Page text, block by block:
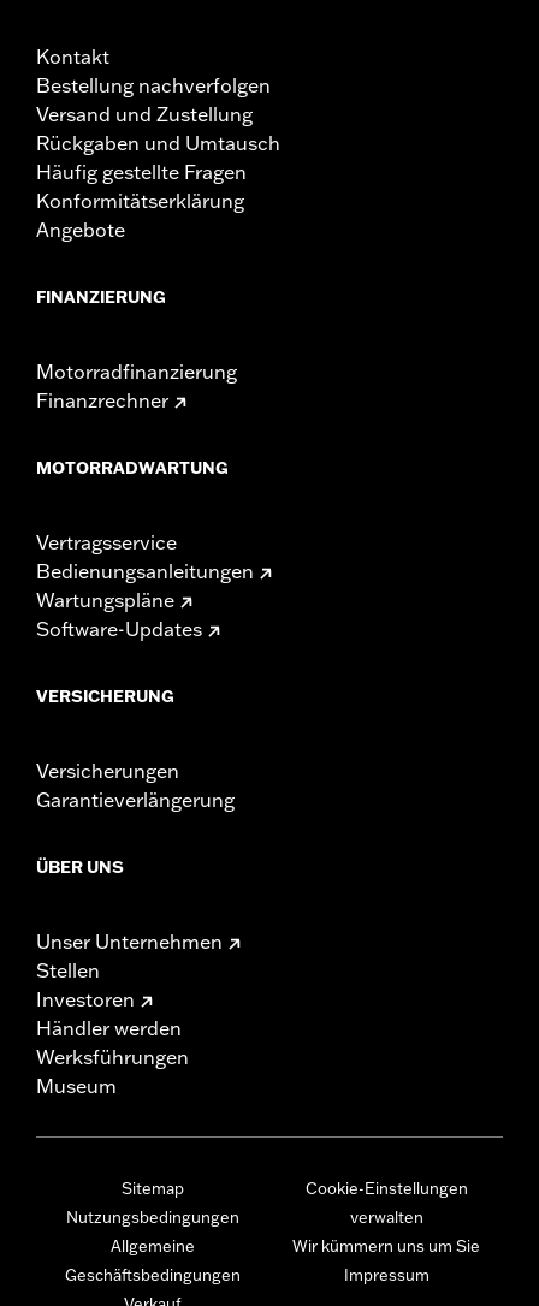
Kontakt
Bestellung nachverfolgen
Versand und Zustellung
Rückgaben und Umtausch
Häufig gestellte Fragen
Konformitätserklärung
Angebote
FINANZIERUNG
Motorradfinanzierung
Finanzrechner
MOTORRADWARTUNG
Vertragsservice
Bedienungsanleitungen
Wartungspläne
Software-Updates
VERSICHERUNG
Versicherungen
Garantieverlängerung
ÜBER UNS
Unser Unternehmen
Stellen
Investoren
Händler werden
Werksführungen
Museum
Sitemap
Nutzungsbedingungen
Allgemeine
Geschäftsbedingungen
Cookie-Einstellungen
verwalten
Wir kümmern uns um Sie
Impressum